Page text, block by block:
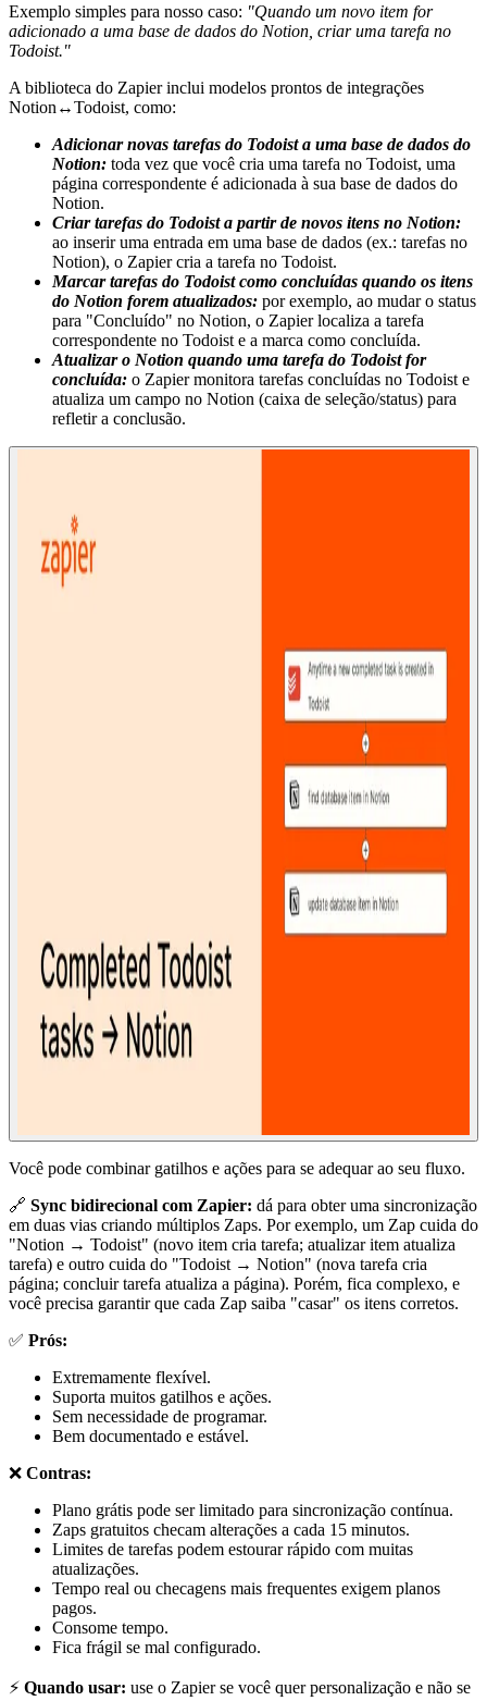
Exemplo simples para nosso caso: "Quando um novo item for
adicionado a uma base de dados do Notion, criar uma tarefa no
Todoist."
A biblioteca do Zapier inclui modelos prontos de integrações
Notion↔Todoist, como:
Adicionar novas tarefas do Todoist a uma base de dados do
Notion: toda vez que você cria uma tarefa no Todoist, uma
página correspondente é adicionada à sua base de dados do
Notion.
Criar tarefas do Todoist a partir de novos itens no Notion:
ao inserir uma entrada em uma base de dados (ex.: tarefas no
Notion), o Zapier cria a tarefa no Todoist.
Marcar tarefas do Todoist como concluídas quando os itens
do Notion forem atualizados: por exemplo, ao mudar o status
para "Concluído" no Notion, o Zapier localiza a tarefa
correspondente no Todoist e a marca como concluída.
Atualizar o Notion quando uma tarefa do Todoist for
concluída: o Zapier monitora tarefas concluídas no Todoist e
atualiza um campo no Notion (caixa de seleção/status) para
refletir a conclusão.
Você pode combinar gatilhos e ações para se adequar ao seu fluxo.
🔗 Sync bidirecional com Zapier: dá para obter uma sincronização
em duas vias criando múltiplos Zaps. Por exemplo, um Zap cuida do
"Notion → Todoist" (novo item cria tarefa; atualizar item atualiza
tarefa) e outro cuida do "Todoist → Notion" (nova tarefa cria
página; concluir tarefa atualiza a página). Porém, fica complexo, e
você precisa garantir que cada Zap saiba "casar" os itens corretos.
✅ Prós:
Extremamente flexível.
Suporta muitos gatilhos e ações.
Sem necessidade de programar.
Bem documentado e estável.
❌ Contras:
Plano grátis pode ser limitado para sincronização contínua.
Zaps gratuitos checam alterações a cada 15 minutos.
Limites de tarefas podem estourar rápido com muitas
atualizações.
Tempo real ou checagens mais frequentes exigem planos
pagos.
Consome tempo.
Fica frágil se mal configurado.
⚡ Quando usar: use o Zapier se você quer personalização e não se